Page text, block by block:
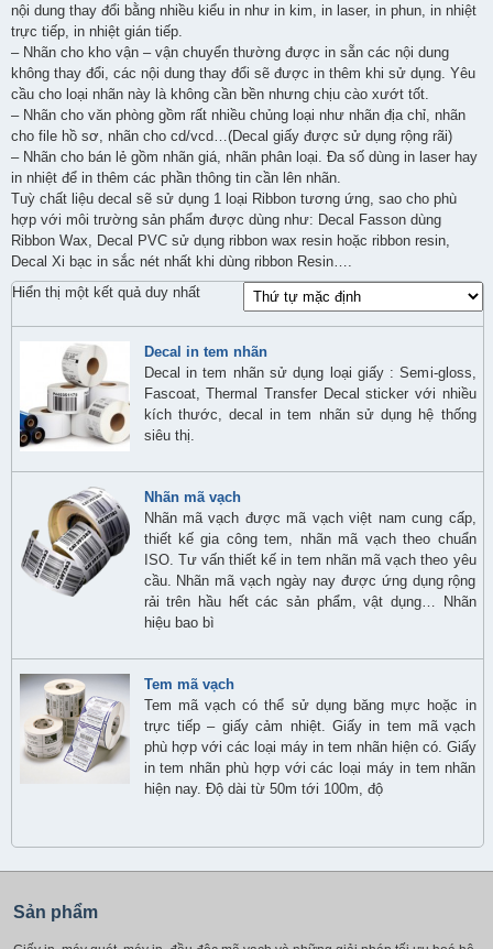
nội dung thay đổi bằng nhiều kiểu in như in kim, in laser, in phun, in nhiệt
trực tiếp, in nhiệt gián tiếp.
– Nhãn cho kho vận – vận chuyển thường được in sẵn các nội dung
không thay đổi, các nội dung thay đổi sẽ được in thêm khi sử dụng. Yêu
cầu cho loại nhãn này là không cần bền nhưng chịu cào xướt tốt.
– Nhãn cho văn phòng gồm rất nhiều chủng loại như nhãn địa chỉ, nhãn
cho file hồ sơ, nhãn cho cd/vcd…(Decal giấy được sử dụng rộng rãi)
– Nhãn cho bán lẻ gồm nhãn giá, nhãn phân loại. Đa số dùng in laser hay
in nhiệt để in thêm các phần thông tin cần lên nhãn.
Tuỳ chất liệu decal sẽ sử dụng 1 loại Ribbon tương ứng, sao cho phù
hợp với môi trường sản phẩm được dùng như: Decal Fasson dùng
Ribbon Wax, Decal PVC sử dụng ribbon wax resin hoặc ribbon resin,
Decal Xi bạc in sắc nét nhất khi dùng ribbon Resin….
Hiển thị một kết quả duy nhất
Decal in tem nhãn
Decal in tem nhãn sử dụng loại giấy : Semi-gloss,
Fascoat, Thermal Transfer Decal sticker với nhiều
kích thước, decal in tem nhãn sử dụng hệ thống
siêu thị.
Nhãn mã vạch
Nhãn mã vạch được mã vạch việt nam cung cấp,
thiết kế gia công tem, nhãn mã vạch theo chuẩn
ISO. Tư vấn thiết kế in tem nhãn mã vạch theo yêu
cầu. Nhãn mã vạch ngày nay được ứng dụng rộng
rải trên hầu hết các sản phẩm, vật dụng… Nhãn
hiệu bao bì
Tem mã vạch
Tem mã vạch có thể sử dụng băng mực hoặc in
trực tiếp – giấy cảm nhiệt. Giấy in tem mã vạch
phù hợp với các loại máy in tem nhãn hiện có. Giấy
in tem nhãn phù hợp với các loại máy in tem nhãn
hiện nay. Độ dài từ 50m tới 100m, độ
Sản phẩm